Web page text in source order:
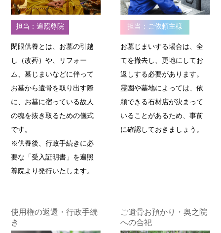
担当：遍照尊院
閉眼供養とは、お墓の引越
し（改葬）や、リフォー
ム、墓じまいなどに伴って
お墓から遺骨を取り出す際
に、お墓に宿っている故人
の魂を抜き取るための儀式
です。
※供養後、行政手続きに必
要な「受入証明書」を遍照
尊院より発行いたします。
担当：ご依頼主様
お墓じまいする場合は、全
てを撤去し、更地にしてお
返しする必要があります。
霊園や墓地によっては、依
頼できる石材店が決まって
いることがあるため、事前
に確認しておきましょう。
使用権の返還・行政手続
き
ご遺骨お預かり・奥之院
への合祀